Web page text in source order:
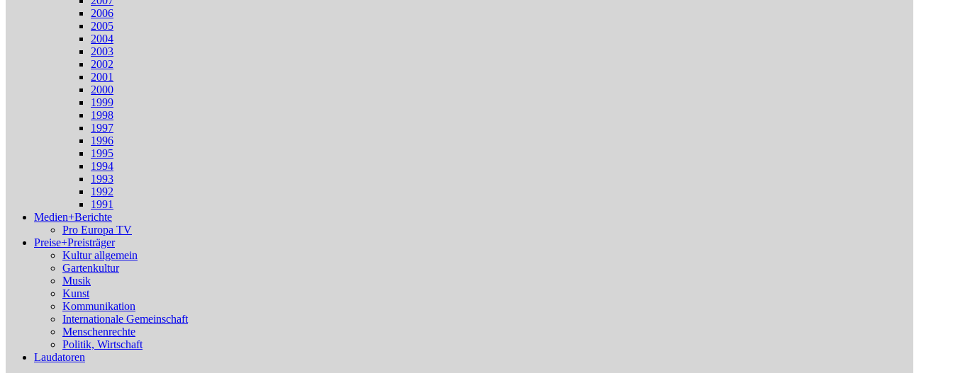
2006
2005
2004
2003
2002
2001
2000
1999
1998
1997
1996
1995
1994
1993
1992
1991
Medien+Berichte
Pro Europa TV
Preise+Preisträger
Kultur allgemein
Gartenkultur
Musik
Kunst
Kommunikation
Internationale Gemeinschaft
Menschenrechte
Politik, Wirtschaft
Laudatoren